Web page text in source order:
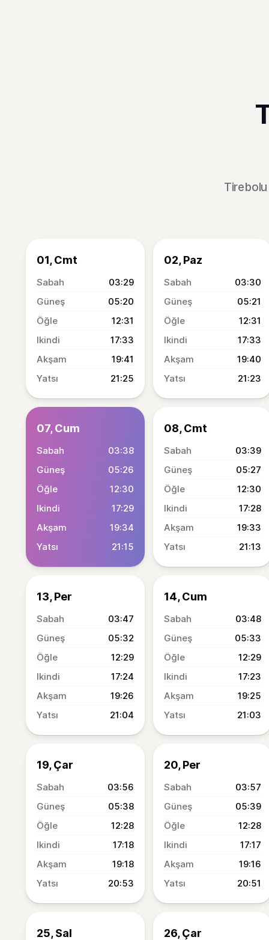
01, Cmt
03:29
05:20
12:31
17:33
19:41
21:25
02, Paz
03:30
05:21
12:31
17:33
19:40
21:23
07, Cum
03:38
05:26
12:30
17:29
19:34
21:15
08, Cmt
03:39
05:27
12:30
17:28
19:33
21:13
13, Per
03:47
05:32
12:29
17:24
19:26
21:04
14, Cum
03:48
05:33
12:29
17:23
19:25
21:03
19, Çar
03:56
05:38
12:28
17:18
19:18
20:53
20, Per
03:57
05:39
12:28
17:17
19:16
20:51
25, Sal 26, Çar